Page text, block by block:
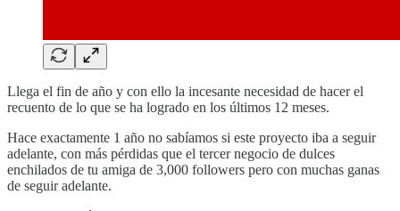
Llega el fin de año y con ello la incesante necesidad de hacer el
recuento de lo que se ha logrado en los últimos 12 meses.
Hace exactamente 1 año no sabíamos si este proyecto iba a seguir
adelante, con más pérdidas que el tercer negocio de dulces
enchilados de tu amiga de 3,000 followers pero con muchas ganas
de seguir adelante.